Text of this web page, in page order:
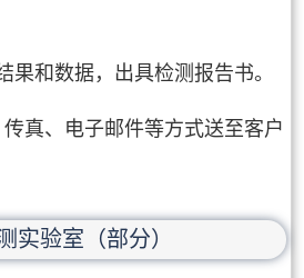
果和数据，出具检测报告书。
真、电子邮件等方式送至客户
实验室（部分）